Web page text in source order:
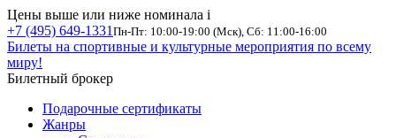
Цены выше или ниже номинала i
+7 (495) 649-1331 Пн-Пт: 10:00-19:00 (Мск), Сб: 11:00-16:00
Билеты на спортивные и культурные мероприятия по всему
миру!
Билетный брокер
Подарочные сертификаты
Жанры